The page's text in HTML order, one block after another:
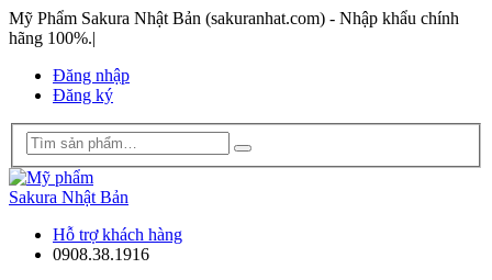
Mỹ Phẩm Sakura Nhật Bản (sakuranhat.com) - Nhập khẩu chính
hãng 100%.|
Đăng nhập
Đăng ký
Hỗ trợ khách hàng
0908.38.1916